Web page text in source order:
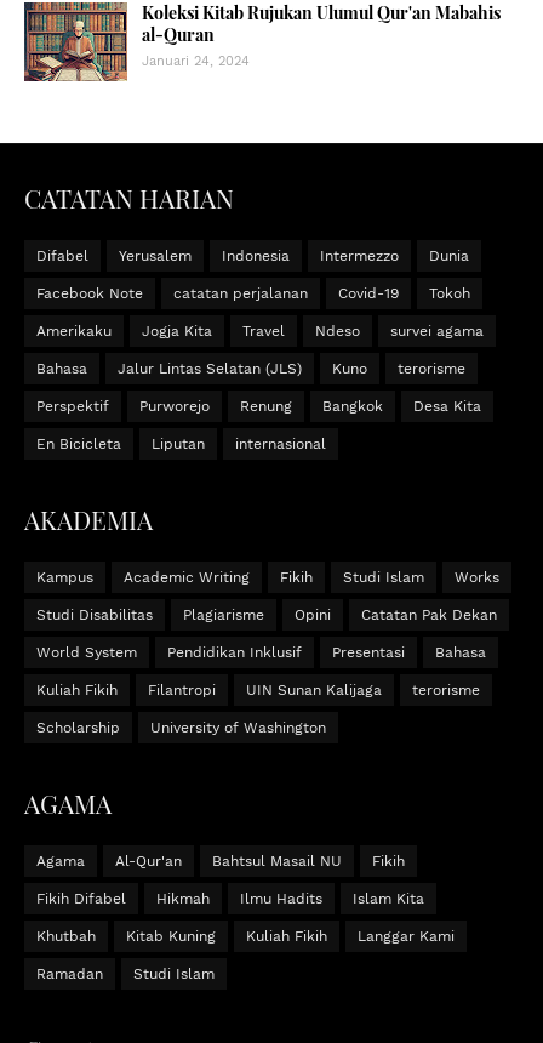
Koleksi Kitab Rujukan Ulumul Qur'an Mabahis
al-Quran
Januari 24, 2024
CATATAN HARIAN
Difabel Yerusalem Indonesia Intermezzo Dunia
Facebook Note catatan perjalanan Covid-19 Tokoh
Amerikaku Jogja Kita Travel Ndeso survei agama
Bahasa Jalur Lintas Selatan (JLS) Kuno terorisme
Perspektif Purworejo Renung Bangkok Desa Kita
En Bicicleta Liputan internasional
AKADEMIA
Kampus Academic Writing Fikih Studi Islam Works
Studi Disabilitas Plagiarisme Opini Catatan Pak Dekan
World System Pendidikan Inklusif Presentasi Bahasa
Kuliah Fikih Filantropi UIN Sunan Kalijaga terorisme
Scholarship University of Washington
AGAMA
Agama Al-Qur'an Bahtsul Masail NU Fikih
Fikih Difabel Hikmah Ilmu Hadits Islam Kita
Khutbah Kitab Kuning Kuliah Fikih Langgar Kami
Ramadan Studi Islam